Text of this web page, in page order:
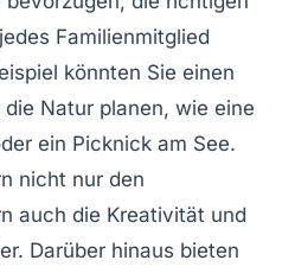
Familienmitglied
könnten Sie einen
Natur planen, wie eine
ein Picknick am See.
nicht nur den
auch die Kreativität und
Darüber hinaus bieten